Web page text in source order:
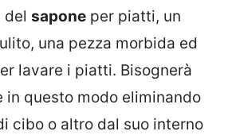
del sapone per piatti, un
una pezza morbida ed
lavare i piatti. Bisognerà
in questo modo eliminando
cibo o altro dal suo interno